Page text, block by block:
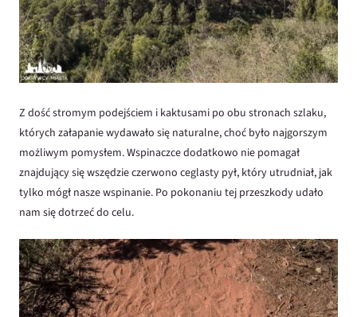
Z dość stromym podejściem i kaktusami po obu stronach szlaku,
których załapanie wydawało się naturalne, choć było najgorszym
możliwym pomysłem. Wspinaczce dodatkowo nie pomagał
znajdujący się wszędzie czerwono ceglasty pył, który utrudniał, jak
tylko mógł nasze wspinanie. Po pokonaniu tej przeszkody udało
nam się dotrzeć do celu.